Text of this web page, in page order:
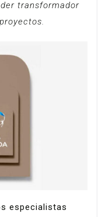
transformador
especialistas